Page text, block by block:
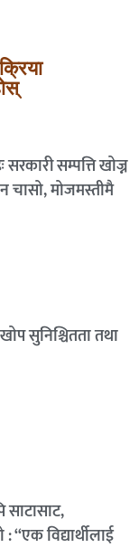
सम्पत्ति खोज्न
चासो, मोजमस्तीमै
सुनिश्चितता तथा
साटासाट,
: “एक विद्यार्थीलाई